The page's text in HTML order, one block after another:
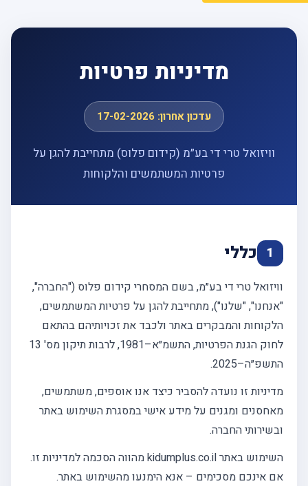
מדיניות פרטיות
עדכון אחרון: 17-02-2026
וויזואל טרי די בע״מ (קידום פלוס) מתחייבת להגן על
פרטיות המשתמשים והלקוחות
1 כללי
וויזואל טרי די בע״מ, בשם המסחרי קידום פלוס ("החברה",
"אנחנו", "שלנו"), מתחייבת להגן על פרטיות המשתמשים,
הלקוחות והמבקרים באתר ולכבד את זכויותיהם בהתאם
לחוק הגנת הפרטיות, התשמ״א–1981, לרבות תיקון מס' 13
התשפ״ה–2025.
מדיניות זו נועדה להסביר כיצד אנו אוספים, משתמשים,
מאחסנים ומגנים על מידע אישי במסגרת השימוש באתר
ובשירותי החברה.
השימוש באתר kidumplus.co.il מהווה הסכמה למדיניות זו.
אם אינכם מסכימים – אנא הימנעו מהשימוש באתר.